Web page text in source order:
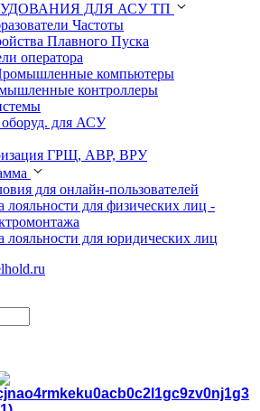
ДЛЯ АСУ ТП
Частоты
Плавного Пуска
оператора
компьютеры
контроллеры
для АСУ
ГРЩ, АВР, ВРУ
для онлайн-пользователей
лояльности для физических лиц -
лояльности для юридических лиц